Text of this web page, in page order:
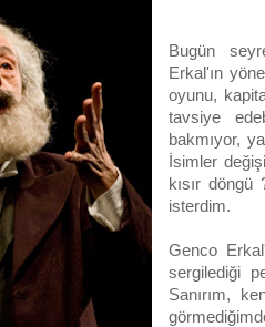
Bugün
Erkal'ın
oyunu,
tavsiye
bakmıyor,
İsimler
kısır
isterdim.
Genco
sergilediği
Sanırım,